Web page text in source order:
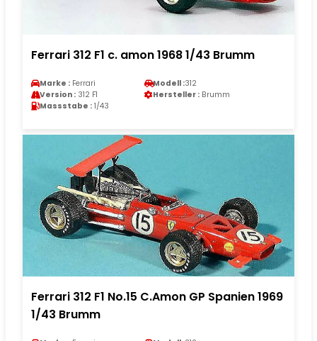
Ferrari 312 F1 c. amon 1968 1/43 Brumm
Marke : Ferrari Modell :312
Version : 312 F1 Hersteller : Brumm
Massstabe : 1/43
Ferrari 312 F1 No.15 C.Amon GP Spanien 1969
1/43 Brumm